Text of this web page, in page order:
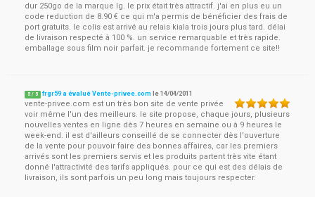
dur 250go de la marque lg. le prix était très attractif. j'ai en plus eu un
code reduction de 8.90 € ce qui m'a permis de bénéficier des frais de
port gratuits. le colis est arrivé au relais kiala trois jours plus tard. délai
de livraison respecté à 100 %. un service remarquable et très rapide.
emballage sous film noir parfait. je recommande fortement ce site!!
5 / 5 frgr59 a évalué Vente-privee.com le14/04/2011
vente-privee.com est un très bon site de vente privée
voir même l'un des meilleurs. le site propose, chaque jours, plusieurs
nouvelles ventes en ligne dès 7 heures en semaine ou à 9 heures le
week-end. il est d'ailleurs conseillé de se connecter dès l'ouverture
de la vente pour pouvoir faire des bonnes affaires, car les premiers
arrivés sont les premiers servis et les produits partent très vite étant
donné l'attractivité des tarifs appliqués. pour ce qui est des délais de
livraison, ils sont parfois un peu long mais toujours respecter.